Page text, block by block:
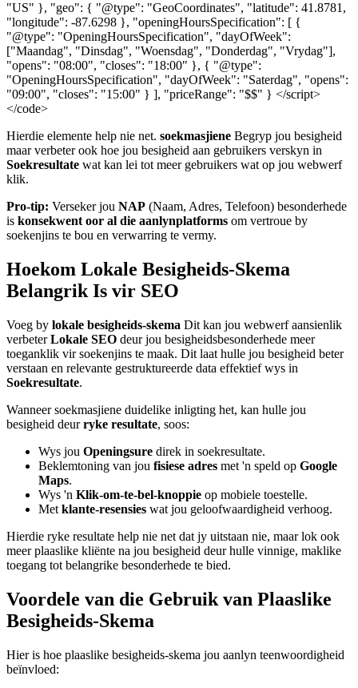
"US" }, "geo": { "@type": "GeoCoordinates", "latitude": 41.8781,
"longitude": -87.6298 }, "openingHoursSpecification": [ {
"@type": "OpeningHoursSpecification", "dayOfWeek":
["Maandag", "Dinsdag", "Woensdag", "Donderdag", "Vrydag"],
"opens": "08:00", "closes": "18:00" }, { "@type":
"OpeningHoursSpecification", "dayOfWeek": "Saterdag", "opens":
"09:00", "closes": "15:00" } ], "priceRange": "$$" } </script>
</code>
Hierdie elemente help nie net. soekmasjiene Begryp jou besigheid
maar verbeter ook hoe jou besigheid aan gebruikers verskyn in
Soekresultate wat kan lei tot meer gebruikers wat op jou webwerf
klik.
Pro-tip: Verseker jou NAP (Naam, Adres, Telefoon) besonderhede
is konsekwent oor al die aanlynplatforms om vertroue by
soekenjins te bou en verwarring te vermy.
Hoekom Lokale Besigheids-Skema
Belangrik Is vir SEO
Voeg by lokale besigheids-skema Dit kan jou webwerf aansienlik
verbeterLokale SEO deur jou besigheidsbesonderhede meer
toeganklik vir soekenjins te maak. Dit laat hulle jou besigheid beter
verstaan en relevante gestruktureerde data effektief wys in
Soekresultate.
Wanneer soekmasjiene duidelike inligting het, kan hulle jou
besigheid deurryke resultate, soos:
Wys jou Openingsure direk in soekresultate.
Beklemtoning van jou fisiese adres met 'n speld op Google
Maps.
Wys 'n Klik-om-te-bel-knoppie op mobiele toestelle.
Met klante-resensies wat jou geloofwaardigheid verhoog.
Hierdie ryke resultate help nie net dat jy uitstaan nie, maar lok ook
meer plaaslike kliënte na jou besigheid deur hulle vinnige, maklike
toegang tot belangrike besonderhede te bied.
Voordele van die Gebruik van Plaaslike
Besigheids-Skema
Hier is hoe plaaslike besigheids-skema jou aanlyn teenwoordigheid
beïnvloed: